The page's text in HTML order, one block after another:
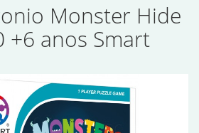
Monster Hide
+6 anos Smart